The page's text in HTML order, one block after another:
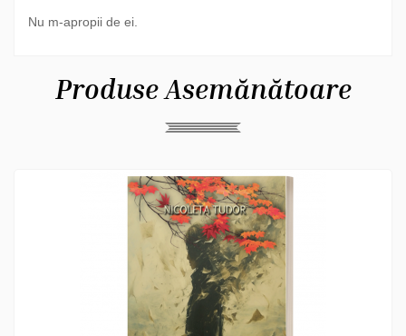
Nu m-apropii de ei.
Produse Asemănătoare